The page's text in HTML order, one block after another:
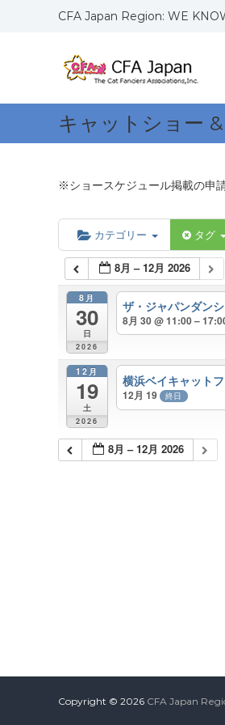
ッ
CFA Japan Region: WE
J
a
p
n
R
e
g
i
o
n
O
W
C
T
S
キャットショー
※ショースケジュール掲載の申
カテゴリー タグ
8月 – 12月 2026
8月
30
日
2026
ザ・ジャパンダン
8月 30 @ 11:00 –
12月
19
土
2026
横浜ベイキャット
12月 19 終日
8月 – 12月 2026
Copyright © 2026 CFA Japan